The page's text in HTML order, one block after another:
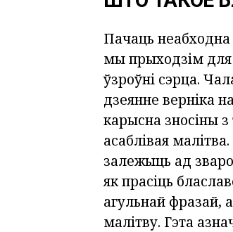
Пачаць
мы прыходзім для
ўзроўні сэрца.
дзеянне верніка
карысна зносіны
асаблівая
залежыць ад
як прасіць
агульнай фразай,
малітву. Гэта